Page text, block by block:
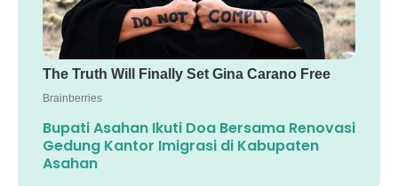
Bupati Asahan Ikuti Doa Bersama Renovasi
Gedung Kantor Imigrasi di Kabupaten
Asahan